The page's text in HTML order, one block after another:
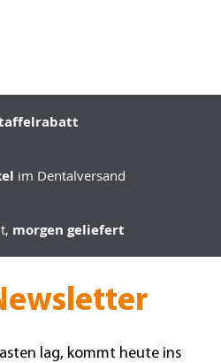
im Dentalversand
morgen geliefert
lag, kommt heute ins